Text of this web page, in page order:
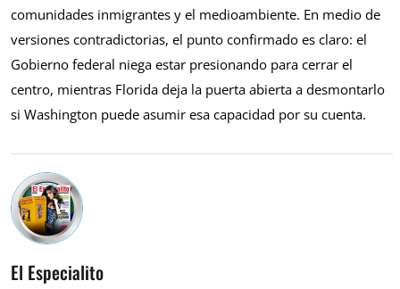
comunidades inmigrantes y el medioambiente. En medio de
versiones contradictorias, el punto confirmado es claro: el
Gobierno federal niega estar presionando para cerrar el
centro, mientras Florida deja la puerta abierta a desmontarlo
si Washington puede asumir esa capacidad por su cuenta.
El Especialito